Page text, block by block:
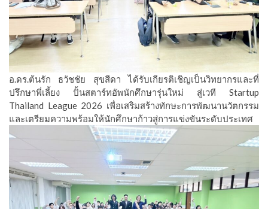
อ.ดร.ต้นรัก ธวัชชัย สุขสีดา ได้รับเกียรติเชิญเป็นวิทยากรและที่
ปรึกษาพี่เลี้ยง ปั้นสตาร์ทอัพนักศึกษารุ่นใหม่ สู่เวที Startup
Thailand League 2026 เพื่อเสริมสร้างทักษะการพัฒนานวัตกรรม
และเตรียมความพร้อมให้นักศึกษาก้าวสู่การแข่งขันระดับประเทศ